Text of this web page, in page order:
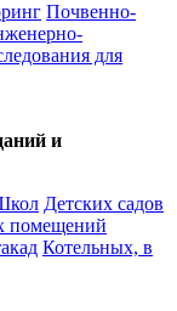
Почвенно-
для
и
Детских садов
помещений
Котельных, в